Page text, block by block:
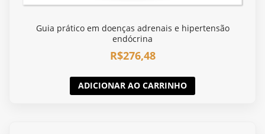
Guia prático em doenças adrenais e hipertensão
endócrina
R$276,48
ADICIONAR AO CARRINHO